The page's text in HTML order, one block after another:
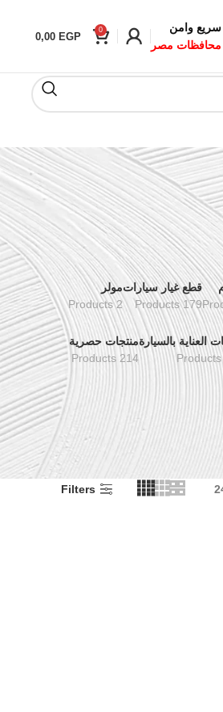
وامن
محافظات مصر
0
0,00 EGP
قطع غيار سيارات
179 Products
مولر
2 Products
العناية بالسيارةمنتجات حصرية
214 Products
Filters